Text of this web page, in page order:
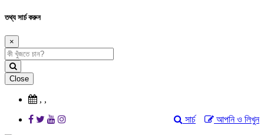
তথ্য সার্চ করুন
×
Close
, ,
আপনি ও লিখুন
সার্চ